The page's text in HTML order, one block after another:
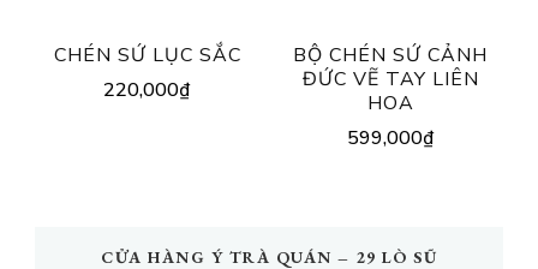
CHÉN SỨ LỤC SẮC
220,000₫
BỘ CHÉN SỨ CẢNH
ĐỨC VẼ TAY LIÊN
HOA
599,000₫
CỬA HÀNG Ý TRÀ QUÁN – 29 LÒ SŨ